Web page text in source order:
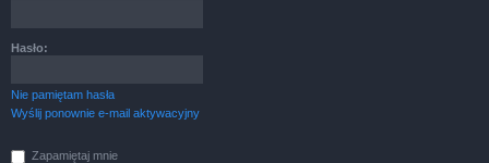
Hasło:
Nie pamiętam hasła
Wyślij ponownie e-mail aktywacyjny
Zapamiętaj mnie